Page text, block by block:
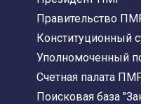
Правительство
Конституционный
Уполномоченный
Счетная палата
Поисковая база